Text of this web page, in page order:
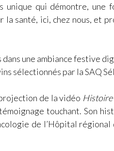
unique qui démontre,
santé, ici, chez nous, et
une ambiance festive
sélectionnés par la SAQ
de la vidéo Histoire
touchant. Son
de l’Hôpital